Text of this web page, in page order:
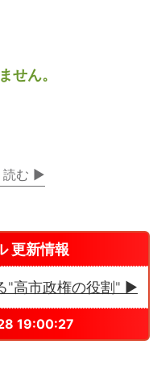
せん。
読む ▶
更新情報
"高市政権の役割" ▶
19:00:27